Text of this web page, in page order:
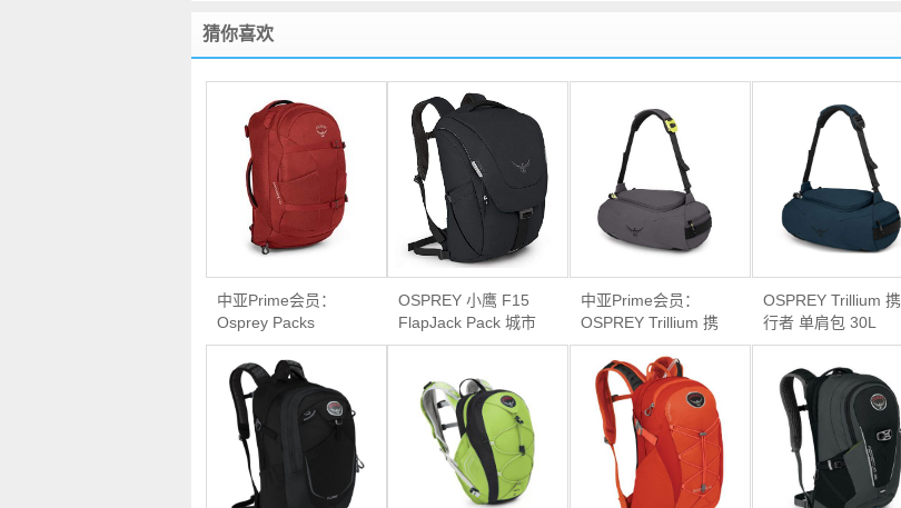
猜你喜欢
中亚Prime会员：
Osprey Packs
Farpoint 40 旅行背包
OSPREY 小鹰 F15
FlapJack Pack 城市
通勤包
中亚Prime会员：
OSPREY Trillium 携
行者 单肩包 30L
OSPREY Trillium 携
行者 单肩包 30L